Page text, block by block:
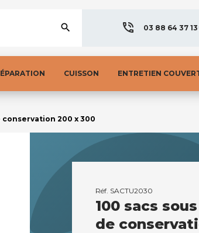
search 03 88 64 37 13
CUISSON ENTRETIEN
conservation 200 x 300
Réf. SACTU2030
100 sacs
de